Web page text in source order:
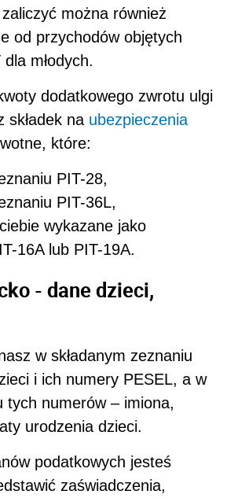
można również
od przychodów objętych
młodych.
dodatkowego zwrotu ulgi
składek na ubezpieczenia
które:
PIT-28,
PIT-36L,
wykazane jako
16A lub PIT-19A.
- dane dzieci,
w składanym zeznaniu
i ich numery PESEL, a w
tych numerów – imiona,
urodzenia dzieci.
podatkowych jesteś
zaświadczenia,